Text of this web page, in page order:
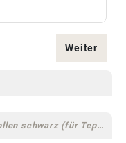
Weiter
Universalrollen schwarz (für Teppich- und Hartböden geeignet) [13-77-g]